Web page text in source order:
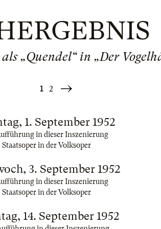
„Quendel“ in „Der
1 2
Weiter
1. September 1952
in dieser Inszenierung
Staatsoper in der Volksoper
3. September 1952
in dieser Inszenierung
Staatsoper in der Volksoper
14. September 1952